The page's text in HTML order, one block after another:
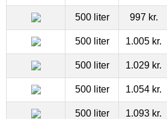
500 liter 997 kr.
500 liter 1.005 kr.
500 liter 1.029 kr.
500 liter 1.054 kr.
500 liter 1.093 kr.